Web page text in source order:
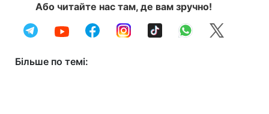
Або читайте нас там, де вам зручно!
Більше по темі: